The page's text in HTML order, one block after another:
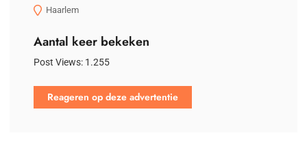
Haarlem
Aantal keer bekeken
Post Views: 1.255
Reageren op deze advertentie